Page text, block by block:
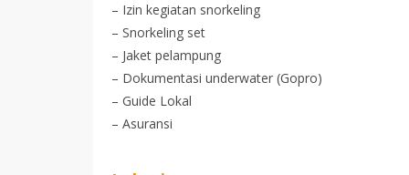
– Izin kegiatan snorkeling
– Snorkeling set
– Jaket pelampung
– Dokumentasi underwater (Gopro)
– Guide Lokal
– Asuransi